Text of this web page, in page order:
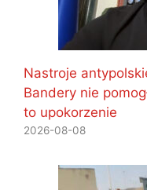
Nastroje
Bandery nie
to upokorzenie
2026-08-08